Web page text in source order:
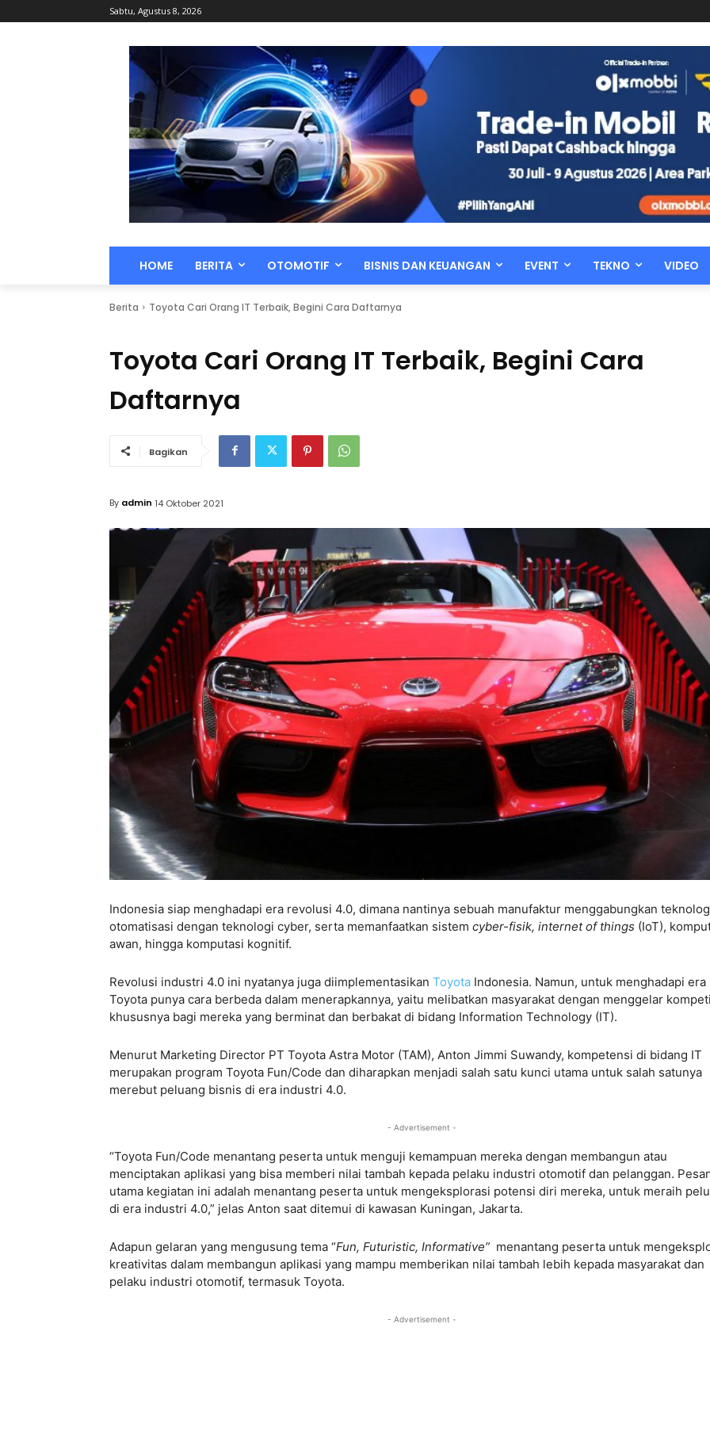
Sabtu, Agustus 8, 2026
HOME BERITA OTOMOTIF BISNIS DAN KEUANGAN EVENT TEKNO VIDEO
Berita Toyota Cari Orang IT Terbaik, Begini Cara Daftarnya
Toyota Cari Orang IT Terbaik, Begini Cara
Daftarnya
Bagikan
By admin 14 Oktober 2021
Indonesia siap menghadapi era revolusi 4.0, dimana nantinya sebuah manufaktur menggabungkan
otomatisasi dengan teknologi cyber, serta memanfaatkan sistem cyber-fisik, internet of things (IoT),
awan, hingga komputasi kognitif.
Revolusi industri 4.0 ini nyatanya juga diimplementasikan Toyota Indonesia. Namun, untuk menghadapi era
Toyota punya cara berbeda dalam menerapkannya, yaitu melibatkan masyarakat dengan menggelar
khususnya bagi mereka yang berminat dan berbakat di bidang Information Technology (IT).
Menurut Marketing Director PT Toyota Astra Motor (TAM), Anton Jimmi Suwandy, kompetensi di bidang IT
merupakan program Toyota Fun/Code dan diharapkan menjadi salah satu kunci utama untuk salah satunya
merebut peluang bisnis di era industri 4.0.
- Advertisement -
“Toyota Fun/Code menantang peserta untuk menguji kemampuan mereka dengan membangun atau
menciptakan aplikasi yang bisa memberi nilai tambah kepada pelaku industri otomotif dan pelanggan.
utama kegiatan ini adalah menantang peserta untuk mengeksplorasi potensi diri mereka, untuk meraih
di era industri 4.0,” jelas Anton saat ditemui di kawasan Kuningan, Jakarta.
Adapun gelaran yang mengusung tema “Fun, Futuristic, Informative” menantang peserta untuk
kreativitas dalam membangun aplikasi yang mampu memberikan nilai tambah lebih kepada masyarakat dan
pelaku industri otomotif, termasuk Toyota.
- Advertisement -